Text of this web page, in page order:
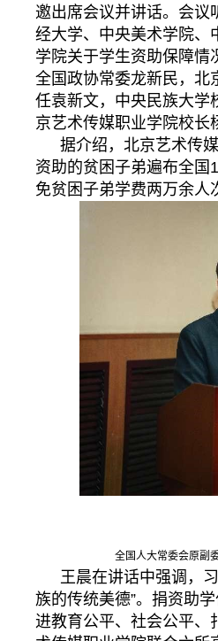
邀出席会议并讲话。会议
经大学、中央美术学院、
学院关于学生资助保障情
全国政协常委龙新民，北
任袁新文，中央民族大学
京艺术传媒职业学院校长
据介绍，北京艺术传
资助的贫困子弟遍布全国
免贫困子弟学费两万余人
全国人大常委会原副
王晨在讲话中强调，
族的传统美德”。捐资助
进教育公平、社会公平、